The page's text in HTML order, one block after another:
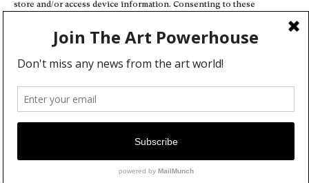
store and/or access device information. Consenting to these
or unique IDs on this site. Not consenting or withdrawing consent,
may adversely affect certain features and functions.
Deny
View preferences
Cookie Policy
Événements
À propos
Partenaires
Contact
Conditions générales
Confidentialité et cookies
Communiquer votre événement